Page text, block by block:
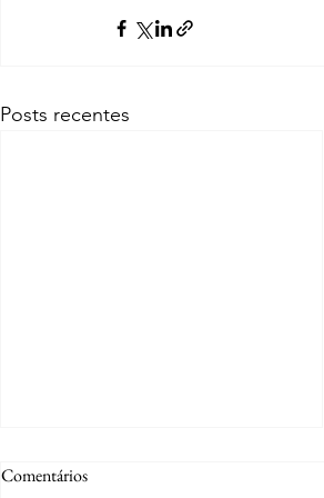
Posts recentes
Comentários